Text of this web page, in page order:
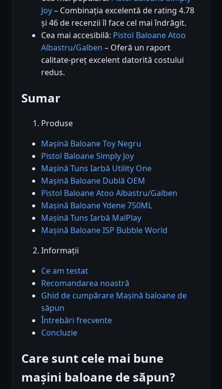
Joy– Combinația excelentă de rating 4.78
și 46 de recenzii îl face cel mai îndrăgit.
Cea mai accesibilă: Pistol Baloane Atoo
Albastru/Galben – Oferă un raport
calitate-preț excelent datorită costului
redus.
Sumar
Produse
Mașină Baloane Toy Negru
Pistol Baloane Simply Joy
Mașină Tuns Iarbă Utility One
Mașină Baloane Dublă OEM
Pistol Baloane Atoo Albastru/Galben
Mașină Baloane Ydene 750ML
Mașină Tuns Iarbă MalPlay
Mașină Baloane ISP Bubble World
Informații
Ce am testat
Recomandarea noastră
Ghid de cumpărare Mașină baloane de
săpun
Întrebări frecvente
Concluzie
Care sunt cele mai bune
mașini baloane de săpun?